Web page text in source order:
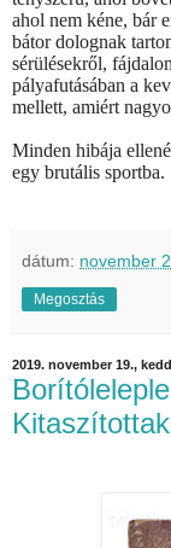
ahol nem kéne, bár
bátor dolognak
sérülésekről,
pályafutásában a
mellett, amiért
Minden hibája
egy brutális sportba.
dátum: november
Megosztás
2019. november 19., kedd